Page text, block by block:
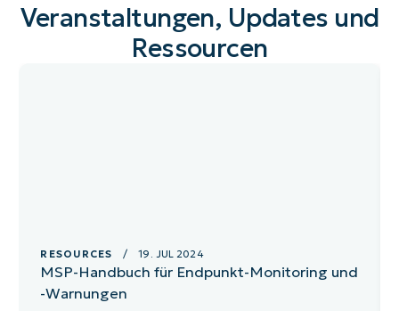
Veranstaltungen, Updates und
Ressourcen
RESOURCES / 19. JUL 2024
MSP-Handbuch für Endpunkt-Monitoring und
-Warnungen